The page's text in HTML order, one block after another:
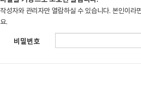
작성자와 관리자만 열람하실 수 있습니다. 본인이라
요.
비밀번호